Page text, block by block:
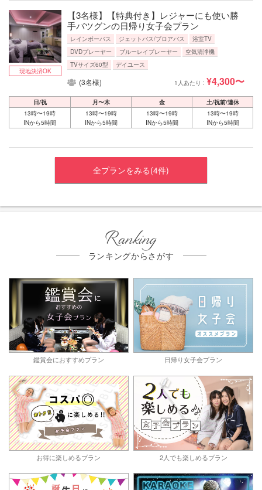
【3名様】【特典付き】レジャーにも使い勝
手バツグンの日帰り女子会プラン
レインボーバス ジェットバス/ブロアバス
浴室TV
DVDプレーヤー
ブルーレイプレーヤー
空気清浄機
TVサイズ60型
デイユース
(3名様) 1人あたり : ¥4,300〜
現地決済OK
日/祝 月〜木 金
土/祝前/連休
13時〜19時
INから5時間
13時〜19時
INから5時間
13時〜19時
INから5時間
13時〜19時
INから5時間
全プランをみる(4件)
Ranking
ランキングからさがす
鑑賞会におすすめプラン 日帰り女子会プラン
お得に楽しめるプラン 2人でも楽しめるプラン